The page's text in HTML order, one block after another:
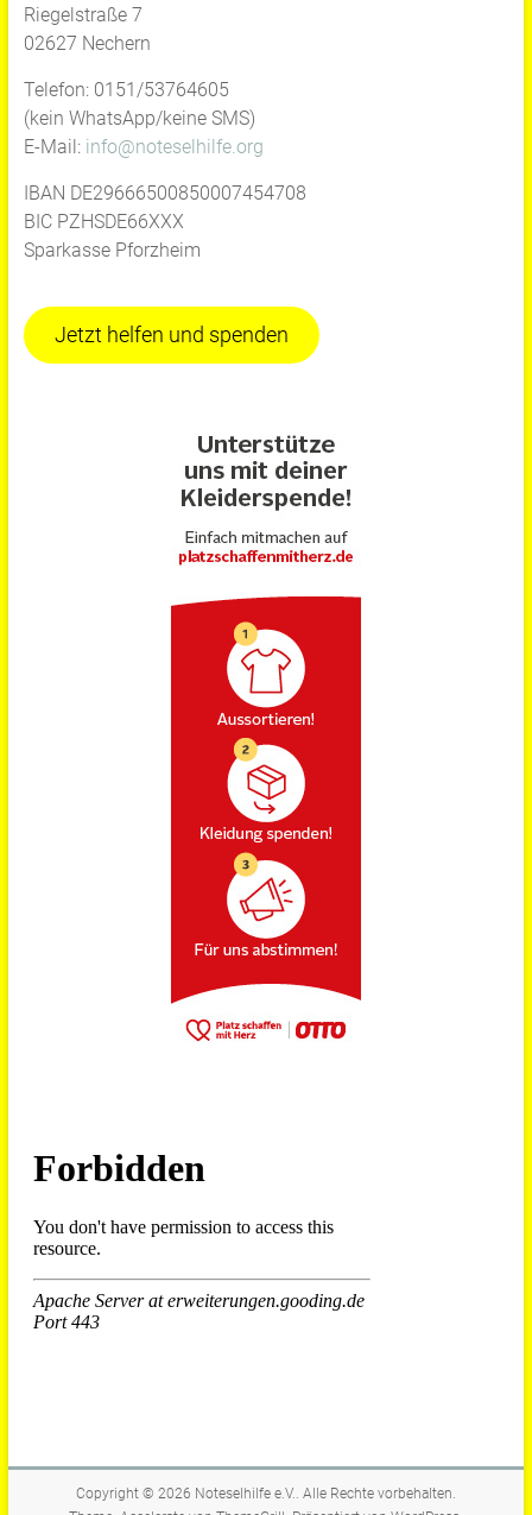
Riegelstraße 7
02627 Nechern
Telefon: 0151/53764605
(kein WhatsApp/keine SMS)
E-Mail: info@noteselhilfe.org
IBAN DE29666500850007454708
BIC PZHSDE66XXX
Sparkasse Pforzheim
Jetzt helfen und spenden
Copyright © 2026 Noteselhilfe e.V.. Alle Rechte vorbehalten.